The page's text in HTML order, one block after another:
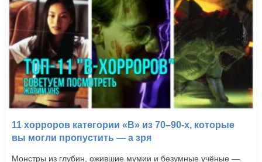
11 хорроров категории «B» из 70–90-х, которые
вы могли пропустить — а зря
Монстры из глубин, ожившие мумии и безумные учёные —